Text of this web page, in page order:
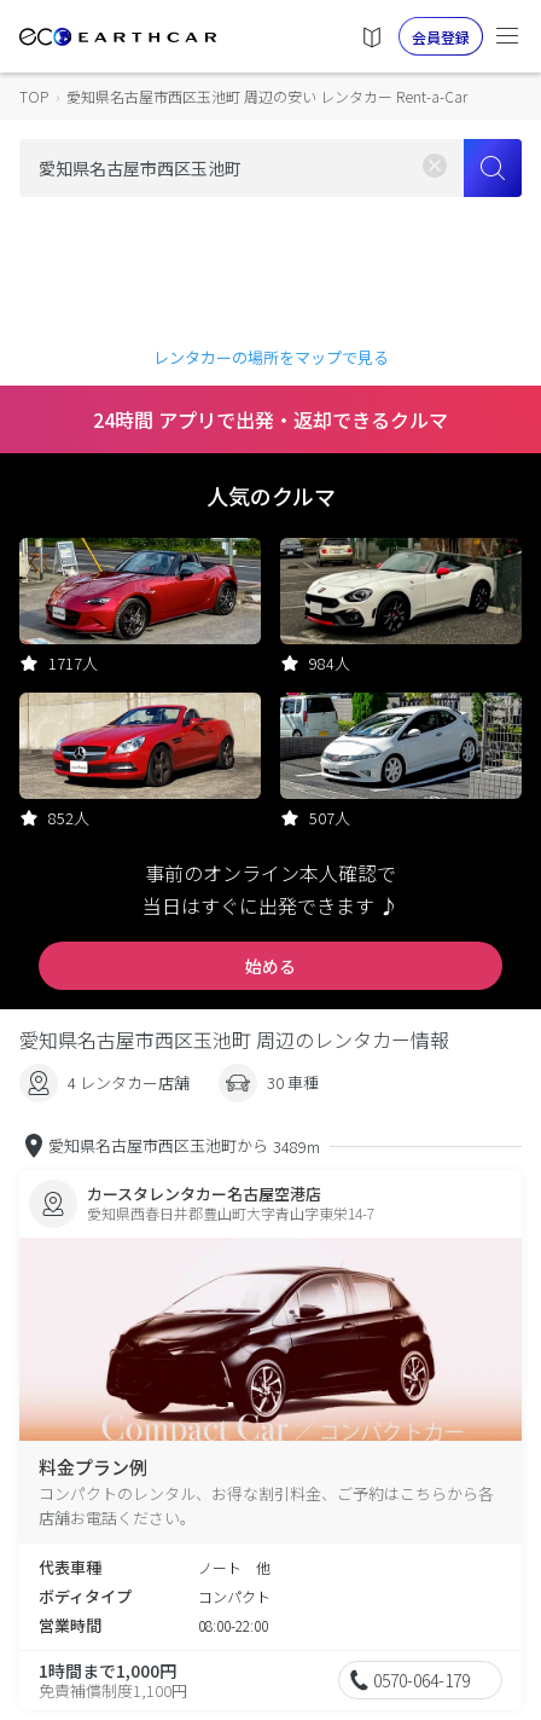
会員登録
TOP › 愛知県名古屋市西区玉池町 周辺の安い レンタカー Rent-a-Car
レンタカーの場所をマップで見る
24時間 アプリで出発・返却できるクルマ
人気のクルマ
1717人 984人
852人 507人
事前のオンライン本人確認で
当日はすぐに出発できます ♪
始める
愛知県名古屋市西区玉池町 周辺のレンタカー情報
4 レンタカー店舗 30 車種
愛知県名古屋市西区玉池町から 3489m
カースタレンタカー名古屋空港店
愛知県西春日井郡豊山町大字青山字東栄14-7
料金プラン例
コンパクトのレンタル、お得な割引料金、ご予約はこちらから各
店舗お電話ください。
代表車種 ノート 他
ボディタイプ コンパクト
営業時間 08:00-22:00
1時間まで1,000円
免責補償制度1,100円 0570-064-179